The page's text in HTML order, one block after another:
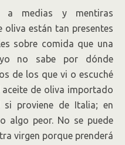
a medias y mentiras
oliva están tan presentes
sobre comida que una
no sabe por dónde
de los que vi o escuché
aceite de oliva importado
si proviene de Italia; en
algo peor. No se puede
virgen porque prenderá